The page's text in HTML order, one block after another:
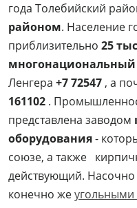
года Толебийский
районом. Население
приблизительно 25
многонациональный
Ленгера +7 72547 , а
161102 .
представлена заводом
оборудования-
союзе, а также
действующий.
конечно же